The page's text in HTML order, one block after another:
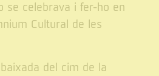
se celebrava i fer-ho en
Cultural de les
del cim de la